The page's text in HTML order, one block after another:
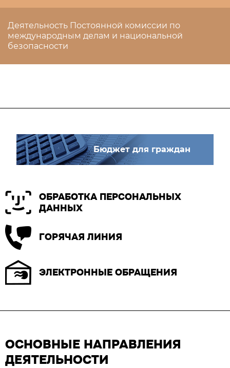
Деятельность Постоянной комиссии по
международным делам и национальной
безопасности
Бюджет для граждан
ОБРАБОТКА ПЕРСОНАЛЬНЫХ
ДАННЫХ
ГОРЯЧАЯ ЛИНИЯ
ЭЛЕКТРОННЫЕ ОБРАЩЕНИЯ
ОСНОВНЫЕ НАПРАВЛЕНИЯ
ДЕЯТЕЛЬНОСТИ